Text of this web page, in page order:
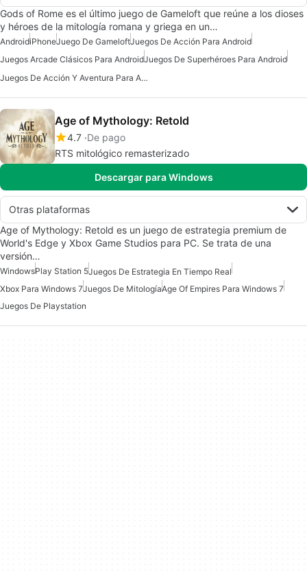
Gods of Rome es el último juego de Gameloft que reúne a los dioses
y héroes de la mitología romana y griega en un…
AndroidiPhoneJuego De GameloftJuegos De Acción Para Android
Juegos Arcade Clásicos Para AndroidJuegos De Superhéroes Para Android
Juegos De Acción Y Aventura Para Android
Age of Mythology: Retold
4.7 De pago
RTS mitológico remasterizado
Descargar para Windows
Otras plataformas
Age of Mythology: Retold es un juego de estrategia premium de
World's Edge y Xbox Game Studios para PC. Se trata de una
versión…
WindowsPlay Station 5Juegos De Estrategia En Tiempo Real
Xbox Para Windows 7Juegos De MitologíaAge Of Empires Para Windows 7
Juegos De Playstation